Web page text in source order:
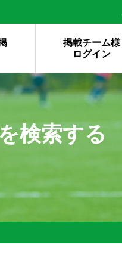
掲載チーム様
ログイン
検索する